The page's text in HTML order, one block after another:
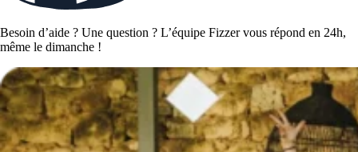
Besoin d’aide ? Une question ? L’équipe Fizzer vous répond en 24h,
même le dimanche !